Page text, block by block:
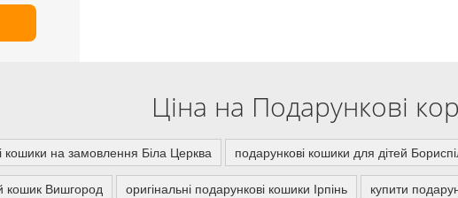
Ціна на Подарункові
кошики на замовлення Біла Церква подарункові кошики для дітей
кошик Вишгород оригінальні подарункові кошики Ірпінь купити